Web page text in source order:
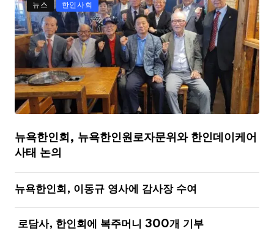
뉴스 한인사회
뉴욕한인회, 뉴욕한인원로자문위와 한인데이케어
사태 논의
뉴욕한인회, 이동규 영사에 감사장 수여
로담사, 한인회에 복주머니 300개 기부